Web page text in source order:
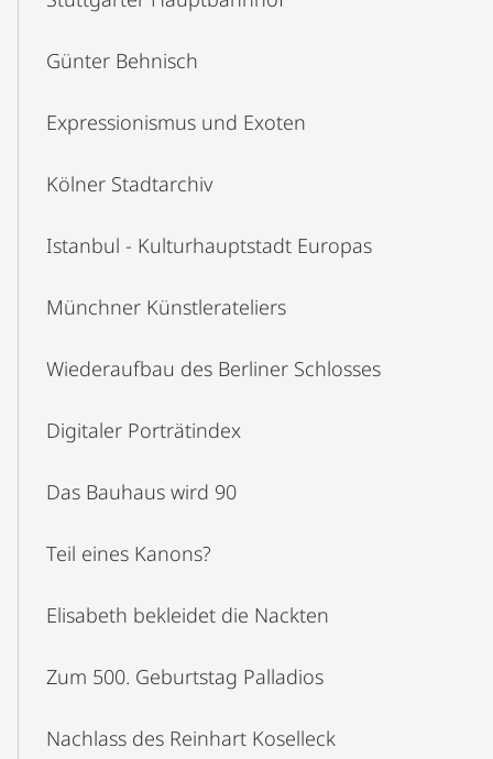
Günter Behnisch
Expressionismus und Exoten
Kölner Stadtarchiv
Istanbul - Kulturhauptstadt Europas
Münchner Künstlerateliers
Wiederaufbau des Berliner Schlosses
Digitaler Porträtindex
Das Bauhaus wird 90
Teil eines Kanons?
Elisabeth bekleidet die Nackten
Zum 500. Geburtstag Palladios
Nachlass des Reinhart Koselleck